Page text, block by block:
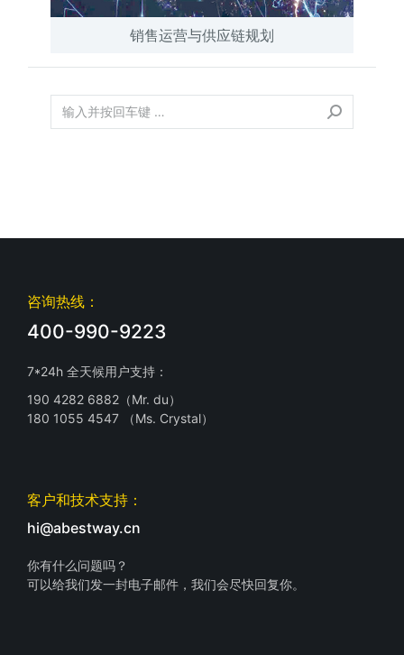
销售运营与供应链规划
咨询热线：
400-990-9223
7*24h 全天候用户支持：
190 4282 6882（Mr. du）
180 1055 4547 （Ms. Crystal）
客户和技术支持：
hi@abestway.cn
你有什么问题吗？
可以给我们发一封电子邮件，我们会尽快回复你。